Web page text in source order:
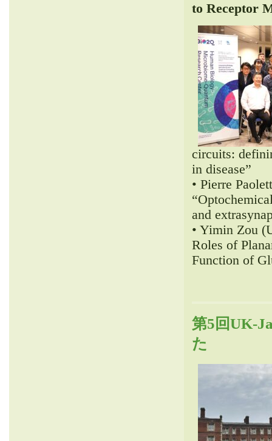
to Receptor
circuits:
in disease”
• Pierre
and
• Yimin Zou
Roles of
Function of
第5回UK-
た